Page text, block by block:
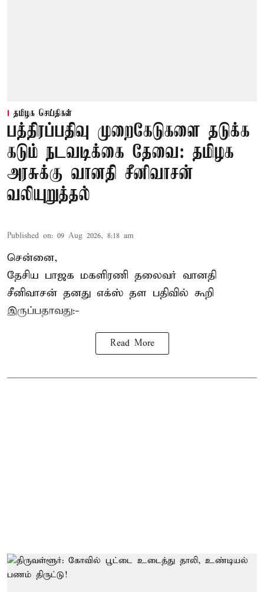
தமிழக செய்திகள்
பத்திரப்பதிவு முறைகேடுகளை தடுக்க
கடும் நடவடிக்கை தேவை: தமிழக
அரசுக்கு வானதி சீனிவாசன்
வலியுறுத்தல்
Published on: 09 Aug 2026, 8:18 am
சென்னை,
தேசிய பாஜக மகளிரணி தலைவர் வானதி
சீனிவாசன் தனது எக்ஸ் தள பதிவில் கூறி
இருப்பதாவது:-
Read More